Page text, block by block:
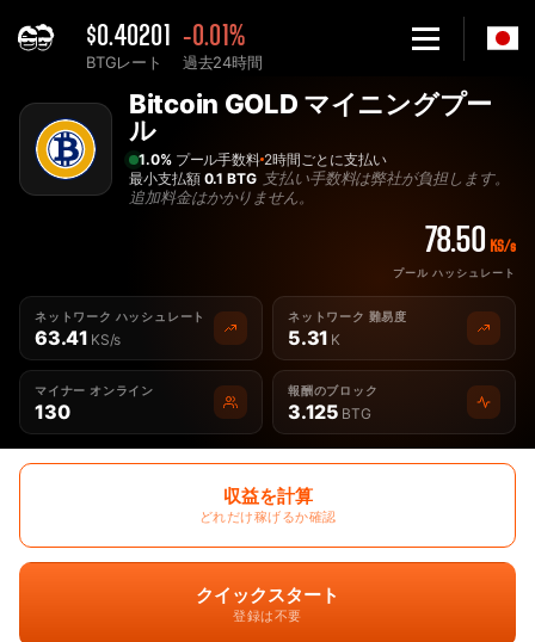
$0.40201
BTGレート
-0.01%
過去24時間
最高の Bitcoin GOLD BTG マイニングプール - 2Miners
Bitcoin GOLD マイニングプー
ル
1.0%プール手数料 2時間ごとに支払い
最小支払額 0.1 BTG 支払い手数料は弊社が負担します。
追加料金はかかりません。
78.50 KS/s
プール ハッシュレート
ネットワーク ハッシュレート
63.41 KS/s
ネットワーク 難易度
5.31 K
マイナー オンライン
130
報酬のブロック
3.125 BTG
収益を計算
どれだけ稼げるか確認
クイックスタート
登録は不要